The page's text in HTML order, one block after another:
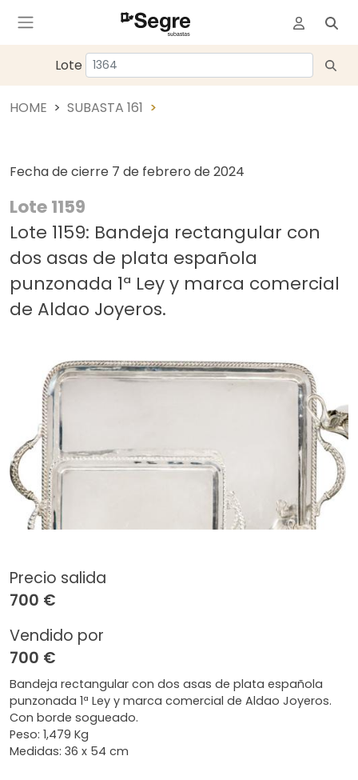
Lote
HOME SUBASTA 161
Fecha de cierre 7 de febrero de 2024
Lote 1159
Lote 1159: Bandeja rectangular con
dos asas de plata española
punzonada 1ª Ley y marca comercial
de Aldao Joyeros.
Precio salida
700 €
Vendido por
700 €
Bandeja rectangular con dos asas de plata española
punzonada 1ª Ley y marca comercial de Aldao Joyeros.
Con borde sogueado.
Peso: 1,479 Kg
Medidas: 36 x 54 cm